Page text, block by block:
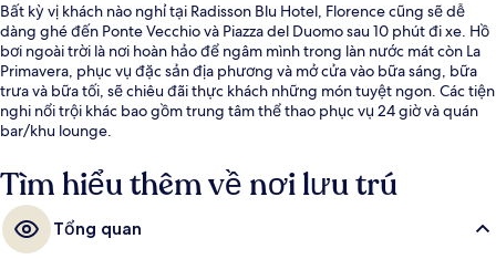
Bất kỳ vị khách nào nghỉ tại Radisson Blu Hotel, Florence cũng sẽ dễ
dàng ghé đến Ponte Vecchio và Piazza del Duomo sau 10 phút đi xe. Hồ
bơi ngoài trời là nơi hoàn hảo để ngâm mình trong làn nước mát còn La
Primavera, phục vụ đặc sản địa phương và mở cửa vào bữa sáng, bữa
trưa và bữa tối, sẽ chiêu đãi thực khách những món tuyệt ngon. Các tiện
nghi nổi trội khác bao gồm trung tâm thể thao phục vụ 24 giờ và quán
bar/khu lounge.
Tìm hiểu thêm về nơi lưu trú
Tổng quan